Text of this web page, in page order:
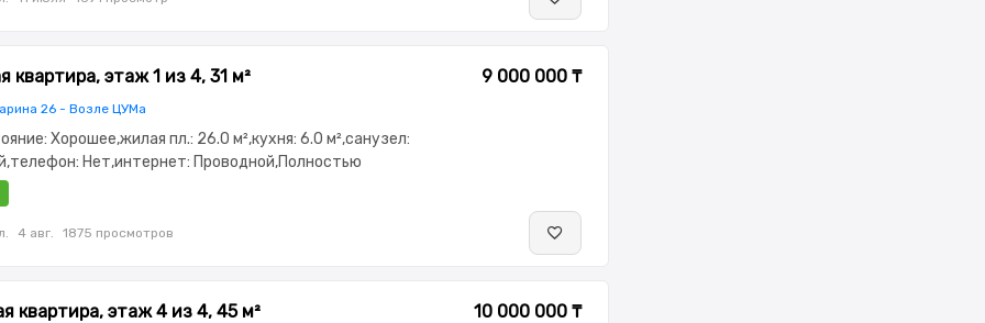
квартира, этаж 1 из 4, 31 м²
26 - Возле ЦУМа
9 000 000 ₸
Хорошее,жилая пл.: 26.0 м²,кухня: 6.0 м²,санузел:
Нет,интернет: Проводной,Полностью
меблирована,Решетки на
кухня,Новая сантехника,Тихий
4 авг. 1875 просмотров
квартира, этаж 4 из 4, 45 м² 10 000 000 ₸